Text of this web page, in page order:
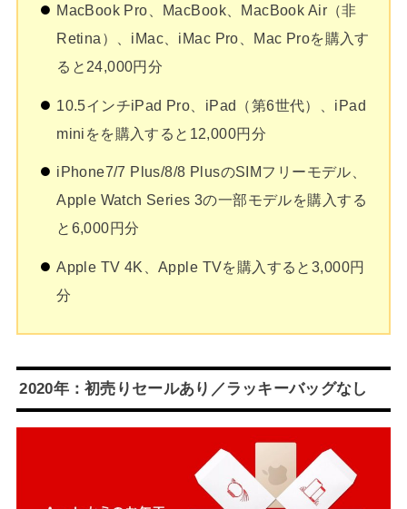
MacBook Pro、MacBook、MacBook Air（非
Retina）、iMac、iMac Pro、Mac Proを購入す
ると24,000円分
10.5インチiPad Pro、iPad（第6世代）、iPad
miniをを購入すると12,000円分
iPhone7/7 Plus/8/8 PlusのSIMフリーモデル、
Apple Watch Series 3の一部モデルを購入する
と6,000円分
Apple TV 4K、Apple TVを購入すると3,000円
分
2020年：初売りセールあり／ラッキーバッグなし